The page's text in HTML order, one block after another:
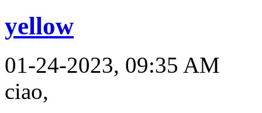
yellow
01-24-2023, 09:35 AM
ciao,